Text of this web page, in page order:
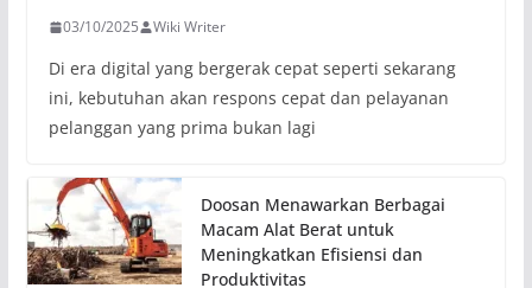
03/10/2025 Wiki Writer
Di era digital yang bergerak cepat seperti sekarang
ini, kebutuhan akan respons cepat dan pelayanan
pelanggan yang prima bukan lagi
Doosan Menawarkan Berbagai
Macam Alat Berat untuk
Meningkatkan Efisiensi dan
Produktivitas